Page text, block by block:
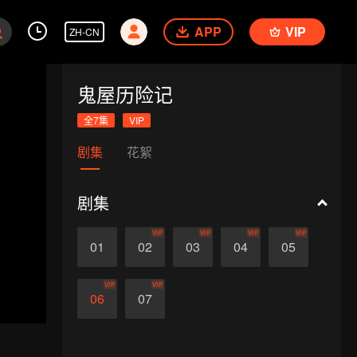
ZH-CN APP VIP
鬼屋历险记
全7集 VIP
剧集 花絮
剧集
01 02
VIP
03
VIP
04
VIP
05
VIP
06
VIP
07
VIP